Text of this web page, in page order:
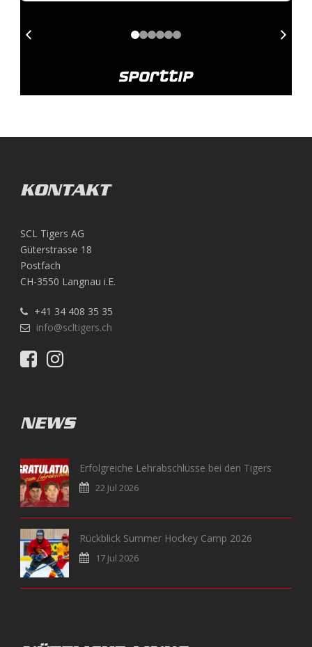
KONTAKT
SCL Tigers AG
Güterstrasse 18
Postfach
CH-3550 Langnau i.E.
+41 34 408 35 35
info@scltigers.ch
NEWS
Erfolgreiche Lehrabschlüsse bei den Tigers
22 Jul 2026
Rückblick Summer Hockey Camp 2026
17 Jul 2026